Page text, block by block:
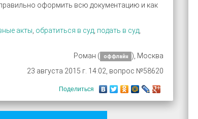
оформить всю документацию и как
акты обратиться в суд подать в суд
Роман (
оффлайн
), Москва
23 августа 2015 г. 14:02, вопрос №58620
Поделиться